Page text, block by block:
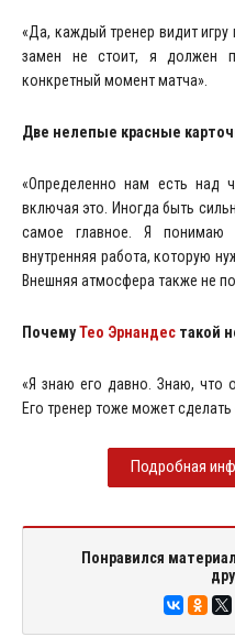
«Да, каждый тренер видит
замен не стоит, я должен
конкретный момент матча».
Две нелепые красные
«Определенно нам есть над
включая это. Иногда быть
самое главное. Я понимаю
внутренняя работа, которую
Внешняя атмосфера также не
ПочемуТео Эрнандес такой
«Я знаю его давно. Знаю, что
Его тренер тоже может сделать
Подробная
Понравился